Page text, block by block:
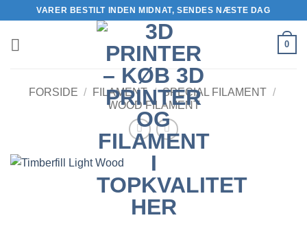
indhold
VARER BESTILT INDEN MIDNAT, SENDES NÆSTE DAG
0
FORSIDE / FILAMENT / SPECIAL FILAMENT /
WOOD FILAMENT